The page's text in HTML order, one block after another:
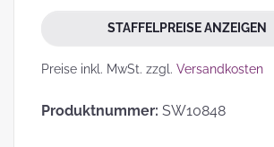
STAFFELPREISE ANZEIGEN
Preise inkl. MwSt. zzgl. Versandkosten
Produktnummer: SW10848